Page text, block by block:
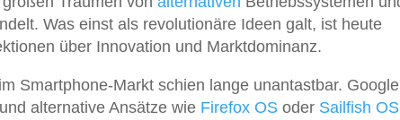
Was einst als revolutionäre Ideen galt, ist heute
über Innovation und Marktdominanz.
im Smartphone-Markt schien lange unantastbar. Google
alternative Ansätze wie Firefox OS oder Sailfish OS